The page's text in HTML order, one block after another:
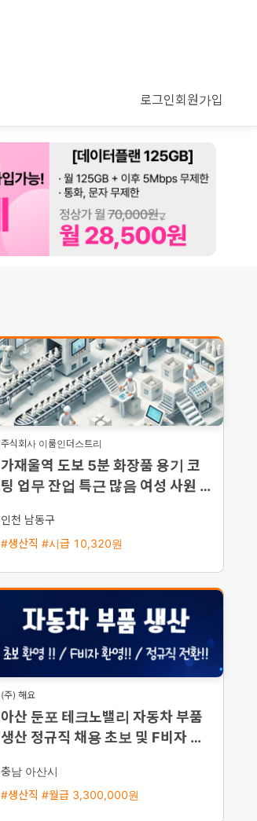
로그인회원가입
주식회사 이룸인더스트리
가재울역 도보 5분 화장품 용기 코
팅 업무 잔업 특근 많음 여성 사원 모
인천 남동구
#생산직 #시급 10,320원
(주) 해요
아산 둔포 테크노밸리 자동차 부품
생산 정규직 채용 초보 및 F비자 환
충남 아산시
#생산직 #월급 3,300,000원